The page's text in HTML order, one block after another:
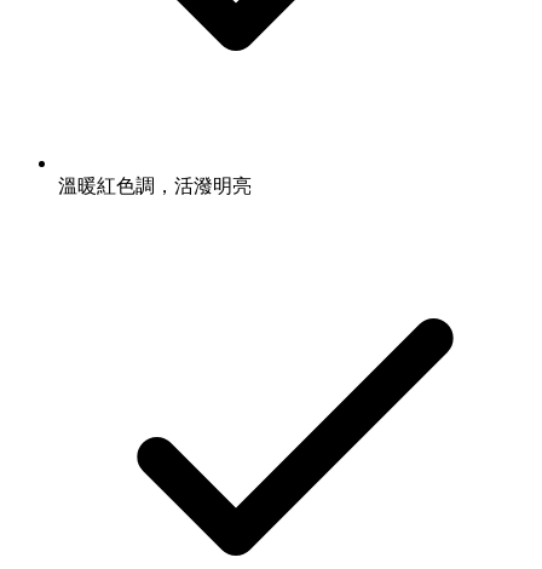
溫暖紅色調，活潑明亮